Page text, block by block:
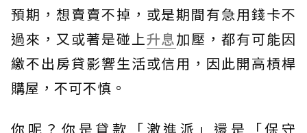
預期，想賣賣不掉，或是期間有急用錢卡不
過來，又或著是碰上升息加壓，都有可能因
繳不出房貸影響生活或信用，因此開高槓桿
購屋，不可不慎。
你呢？你是貸款「激進派」還是「保守